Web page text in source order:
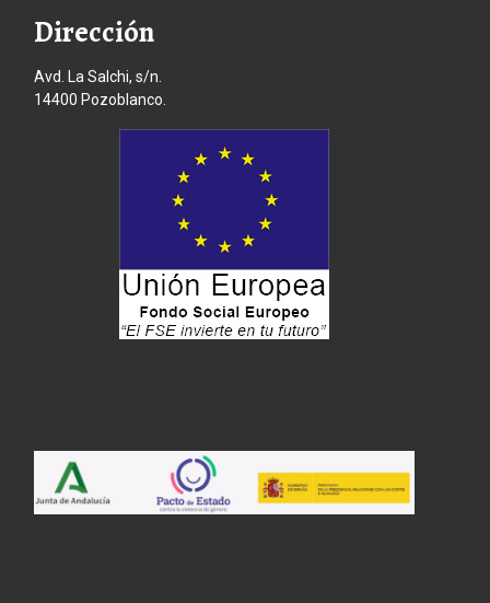
Dirección
Avd. La Salchi, s/n.
14400 Pozoblanco.